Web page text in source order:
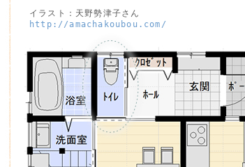
イラスト：天野勢津子さん
http://amachakoubou.com/